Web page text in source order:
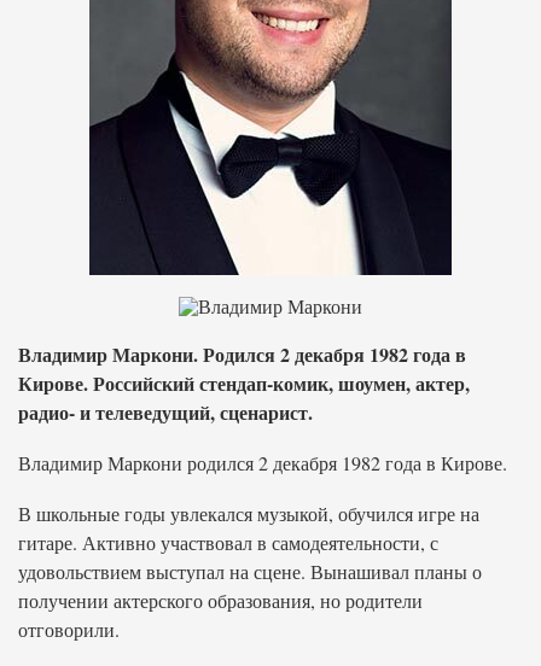
Владимир Маркони. Родился 2 декабря 1982 года в
Кирове. Российский стендап-комик, шоумен, актер,
радио- и телеведущий, сценарист.
Владимир Маркони родился 2 декабря 1982 года в Кирове.
В школьные годы увлекался музыкой, обучился игре на
гитаре. Активно участвовал в самодеятельности, с
удовольствием выступал на сцене. Вынашивал планы о
получении актерского образования, но родители
отговорили.